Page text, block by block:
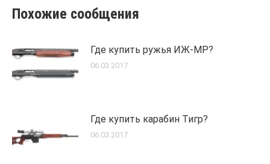
Похожие сообщения
Где купить ружья ИЖ-МР?
06.03.2017
Где купить карабин Тигр?
06.03.2017